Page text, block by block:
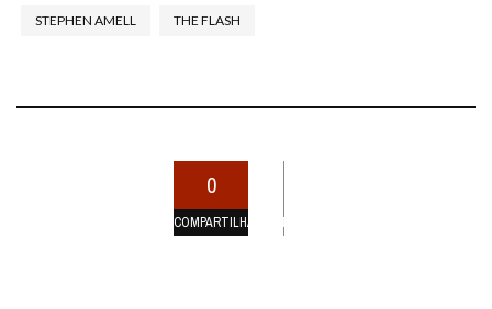
STEPHEN AMELL THE FLASH
0
COMPARTILHAMENTOS